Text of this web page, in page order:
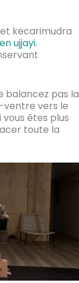
kecarimudra
ujjayi.
balancez pas la
ventre vers le
vous êtes plus
toute la